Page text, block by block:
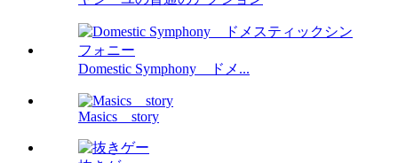
Domestic Symphony ドメ...
Masics story